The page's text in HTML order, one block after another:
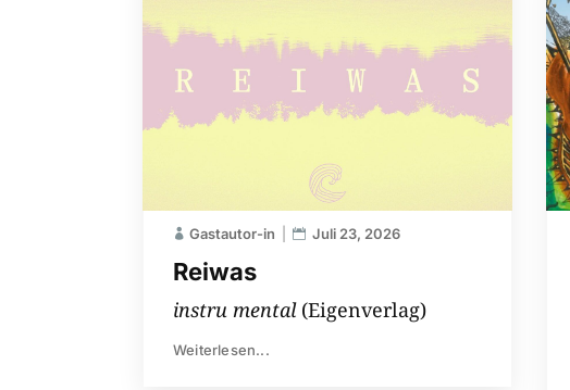
Reiwas
Gastautor-in Juli 23, 2026
instru mental(Eigenverlag)
Weiterlesen...